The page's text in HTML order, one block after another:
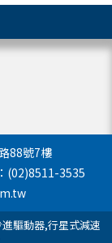
88號7樓
(02)8511-3535
驅動器,行星式減速